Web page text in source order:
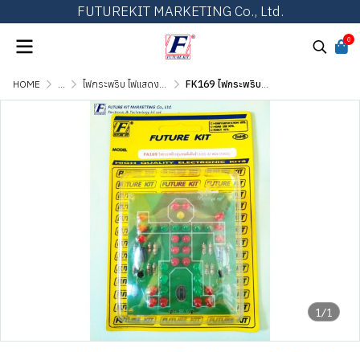
FUTUREKIT MARKETING Co., Ltd.
0
HOME ... ไฟกระพริบ ไฟแสดงผล และไฟเกมส์ต่างๆ FK169 ไฟกระพริบหุ่นยนต์เต้นรำ LED 33 ดวง
1/1